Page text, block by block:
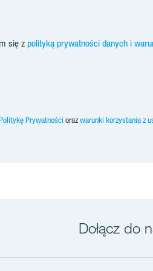
się z polityką prywatności danych i
Prywatności orazwarunki korzystania z
Dołącz do